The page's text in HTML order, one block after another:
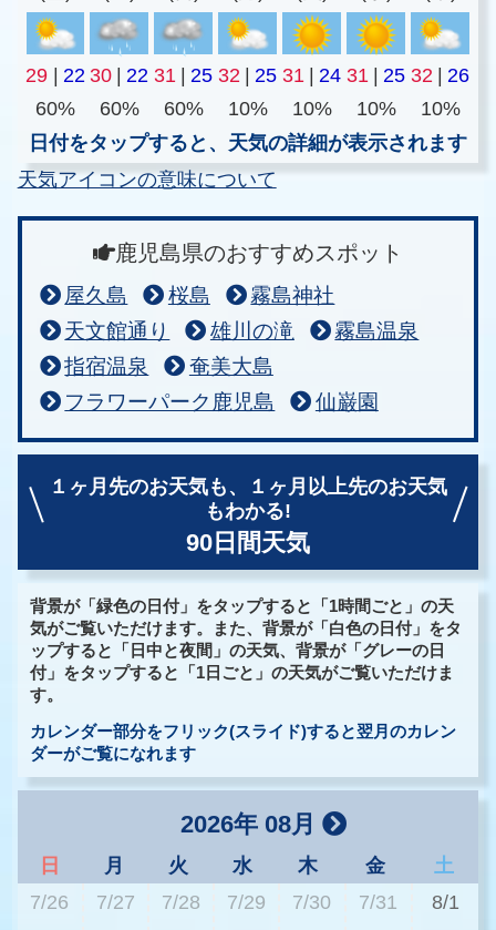
29 22 30 22 31 25 32 25 31 24 31 25 32
26
60%
60% 60% 10% 10% 10%
10%
日付をタップすると、天気の詳細が表示されます
天気アイコンの意味について
鹿児島県のおすすめスポット
屋久島 桜島
霧島神社
天文館通り
雄川の滝
霧島温泉
指宿温泉
奄美大島
フラワーパーク鹿児島
仙巌園
１ヶ月先のお天気も、
１ヶ月以上先のお天気
もわかる!
90日間天気
背景が「緑色の日付」をタップすると「1時間ごと」の天
気がご覧いただけます。また、背景が「白色の日付」をタ
ップすると「日中と夜間」の天気、背景が「グレーの日
付」をタップすると「1日ごと」の天気がご覧いただけま
す。
カレンダー部分をフリック(スライド)すると翌月のカレン
ダーがご覧になれます
2026年 08月
日 月 火 水 木 金
土
7/26
7/27 7/28 7/29 7/30 7/31 8/1